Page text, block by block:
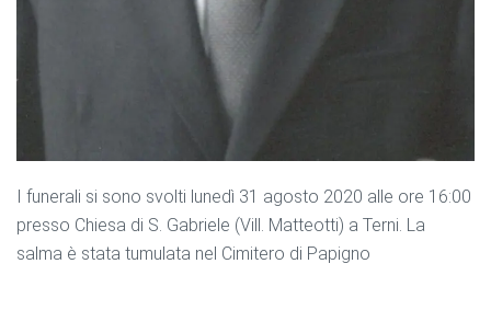
I funerali si sono svolti lunedì 31 agosto 2020 alle ore 16:00
presso Chiesa di S. Gabriele (Vill. Matteotti) a Terni. La
salma è stata tumulata nel Cimitero di Papigno